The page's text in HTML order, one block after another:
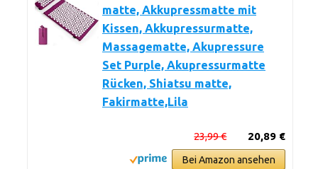
matte, Akkupressmatte mit
Kissen, Akkupressurmatte,
Massagematte, Akupressure
Set Purple, Akupressurmatte
Rücken, Shiatsu matte,
Fakirmatte,Lila
20,89 €
23,99 €
Bei Amazon ansehen